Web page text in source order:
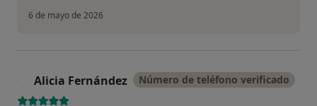
6 de mayo de 2026
Alicia Fernández Número de teléfono verificado